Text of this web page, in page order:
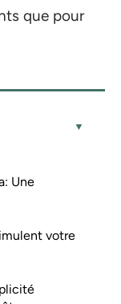
que pour
Une
votre